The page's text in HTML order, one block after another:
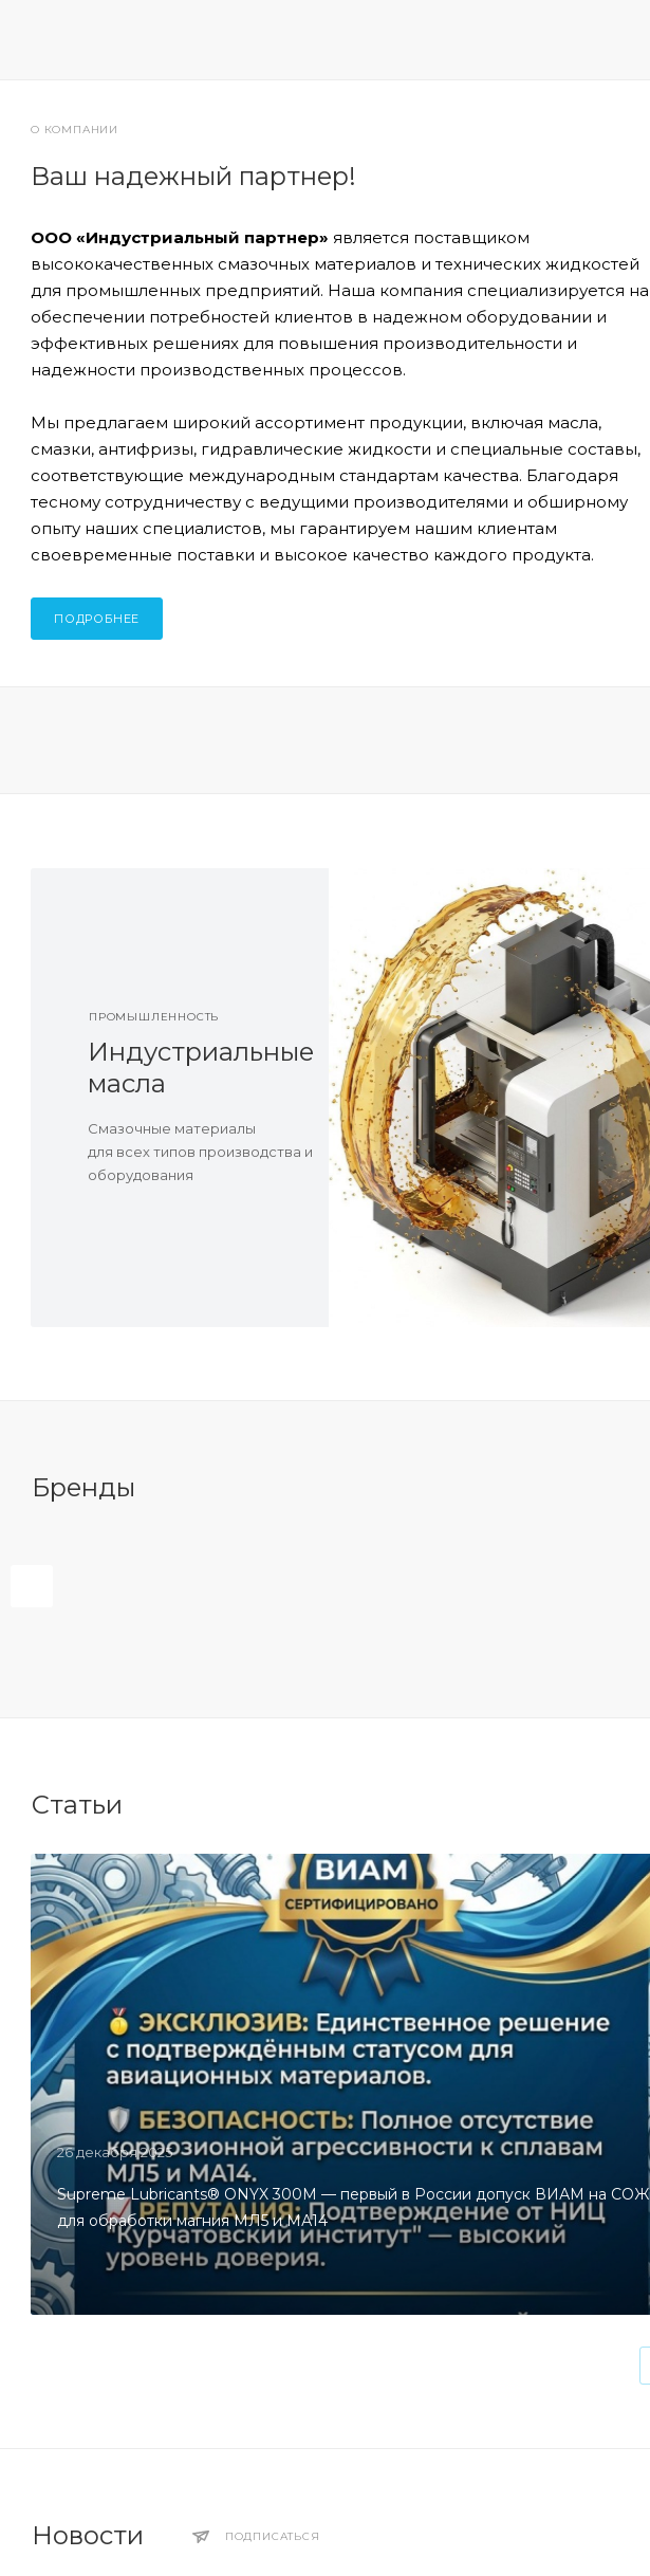
О КОМПАНИИ
Ваш надежный партнер!
ООО «Индустриальный партнер» является поставщиком
высококачественных смазочных материалов и технических жидкостей
для промышленных предприятий. Наша компания специализируется на
обеспечении потребностей клиентов в надежном оборудовании и
эффективных решениях для повышения производительности и
надежности производственных процессов.
Мы предлагаем широкий ассортимент продукции, включая масла,
смазки, антифризы, гидравлические жидкости и специальные составы,
соответствующие международным стандартам качества. Благодаря
тесному сотрудничеству с ведущими производителями и обширному
опыту наших специалистов, мы гарантируем нашим клиентам
своевременные поставки и высокое качество каждого продукта.
ПОДРОБНЕЕ
ПРОМЫШЛЕННОСТЬ
Индустриальные
масла
Смазочные материалы
для всех типов производства и
оборудования
Бренды
Статьи
26 декабря 2025
Supreme Lubricants® ONYX 300M — первый в России допуск ВИАМ на СОЖ
для обработки магния МЛ5 и МА14
Новости ПОДПИСАТЬСЯ